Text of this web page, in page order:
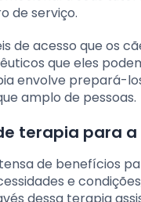
de serviço.
acesso que os
que eles
envolve prepará-
amplo de pessoas.
terapia para
de benefícios
e